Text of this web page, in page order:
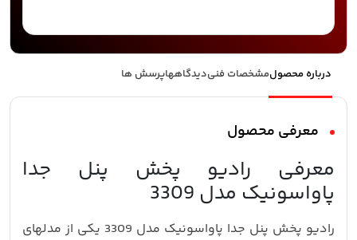
درباره محصولمشخصات فنیدیدگاههاپرسش ها
معرفی محصول
معرفی رادیو پخش پنل جدا
پاواسونیک مدل 3309
رادیو پخش پنل جدا پاواسونیک مدل 3309 یکی از مدلهای